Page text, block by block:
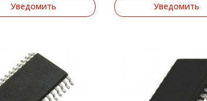
Уведомить Уведомить